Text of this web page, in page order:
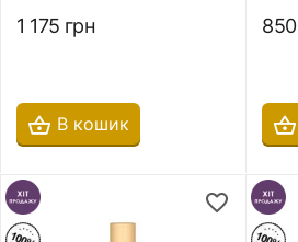
1 175 грн
В кошик
850